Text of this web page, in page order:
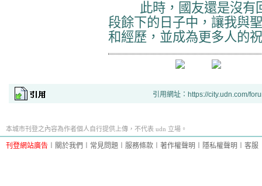
此時，國友還是沒有回
段餘下的日子中，讓我與
和經歷，並成為更多人的
引用網址：https://city.udn.com/
本城市刊登之內容為作者個人自行提供上傳，不代表 udn 立場。
刊登網站廣告 關於我們 常見問題 服務條款 著作權聲明 隱私權聲明 客服